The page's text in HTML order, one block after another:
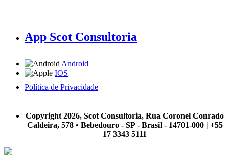
App Scot Consultoria
Android
IOS
Política de Privacidade
Copyright 2026, Scot Consultoria, Rua Coronel Conrado
Caldeira, 578 • Bebedouro - SP - Brasil - 14701-000 | +55
17 3343 5111